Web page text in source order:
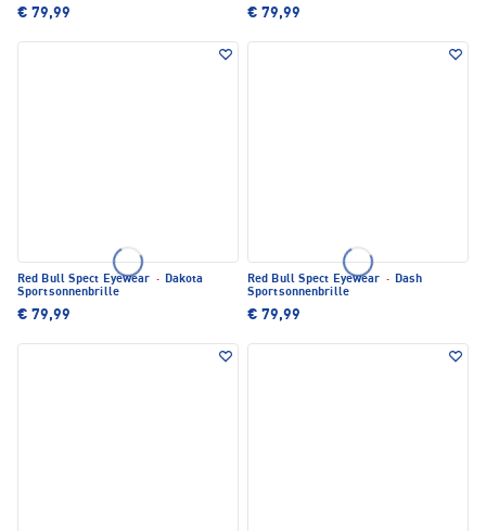
€ 79,99 € 79,99
Red Bull Spect Eyewear · Dakota
Sportsonnenbrille
€ 79,99
Red Bull Spect Eyewear · Dash
Sportsonnenbrille
€ 79,99